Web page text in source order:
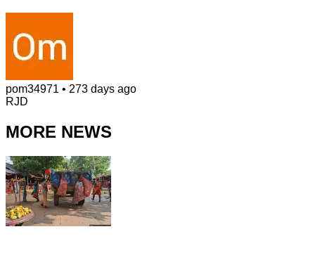
pom34971 • 273 days ago
RJD
MORE NEWS